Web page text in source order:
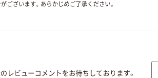
ございます。あらかじめご了承ください。
レビューコメントをお待ちしております。